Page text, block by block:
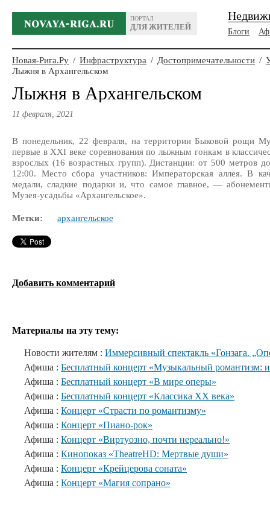
ПОРТАЛ
ДЛЯ ЖИТЕЛЕЙ
Блоги
Новая-Рига.Ру / Инфраструктура / Достопримечательности /
Лыжня в Архангельском
Лыжня в Архангельском
11 февраля, 2021
В понедельник, 22 февраля, на территории Быковой рощи
первые в XXI веке соревнования по лыжным гонкам в
взрослых (16 возрастных групп). Дистанции: от 500 метров
12:00. Место сбора участников: Императорская аллея. В
медали, сладкие подарки и, что самое главное, —
Музея-усадьбы «Архангельское».
Метки: архангельское
Добавить комментарий
Материалы на эту тему:
Новости жителям : Иммерсивный спектакль «Гонзага.
Афиша : Бесплатный концерт «Музыкальный романтизм:
Афиша : Бесплатный концерт «В мире оперы»
Афиша : Бесплатный концерт «Классика XX века»
Афиша : Концерт «Страсти по романтизму»
Афиша : Концерт «Пиано-рок»
Афиша : Концерт «Виртуозно, почти нереально!»
Афиша : Кинопоказ «TheatreHD: Мертвые души»
Афиша : Концерт «Крейцерова соната»
Афиша : Концерт «Магия сопрано»